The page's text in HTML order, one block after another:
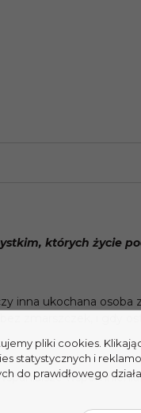
których życie
inna ukochana osoba
pliki cookies.
statystycznych i
do prawidłowego